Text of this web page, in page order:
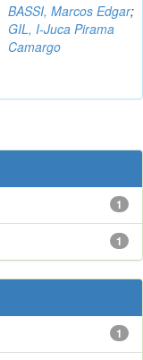
BASSI, Marcos Edgar;
GIL, I-Juca Pirama
Camargo
1
1
1